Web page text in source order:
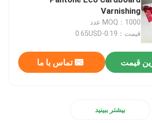
شده
شمع
Varnishing
MOQ：1000 عدد
قیمت：0.19-0.65USD
قیمت تماس با ما
بیشتر ببینید